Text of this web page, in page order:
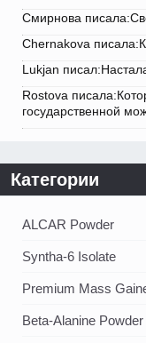
Смирнова
Chernakova
Lukjan
Rostova
государственной
Категории
ALCAR Powder
Syntha-6 Isolate
Premium Mass
Beta-Alanine Powder